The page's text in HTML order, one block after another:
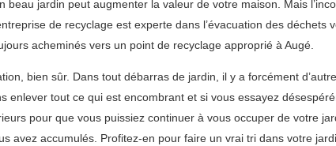
beau jardin peut augmenter la valeur de votre maison. Mais
de recyclage est experte dans l’évacuation des
acheminés vers un point de recyclage approprié à Augé.
bien sûr. Dans tout débarras de jardin, il y a forcément
enlever tout ce qui est encombrant et si vous essayez
pour que vous puissiez continuer à vous occuper de votre
avez accumulés. Profitez-en pour faire un vrai tri dans votre